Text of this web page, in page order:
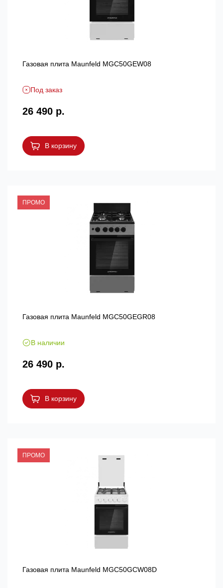
Газовая плита Maunfeld MGC50GEW08
Под заказ
26 490 р.
В корзину
ПРОМО
Газовая плита Maunfeld MGC50GEGR08
В наличии
26 490 р.
В корзину
ПРОМО
Газовая плита Maunfeld MGC50GCW08D